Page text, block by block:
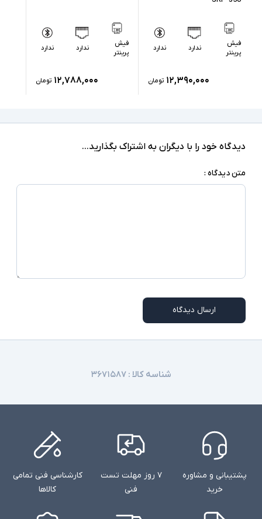
فیش
پرینتر
ندارد ندارد
۱۲,۳۹۰,۰۰۰ تومان
فیش
پرینتر
ندارد ندارد
۱۲,۷۸۸,۰۰۰ تومان
دیدگاه خود را با دیگران به اشتراک بگذارید...
متن دیدگاه :
ارسال دیدگاه
شناسه کالا :۳۶۷۱۵۸۷
پشتیبانی و مشاوره
خرید
۷ روز مهلت تست
فنی
کارشناسی فنی تمامی
کالاها